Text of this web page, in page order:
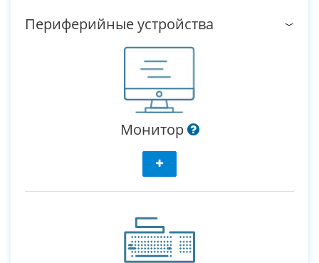
Периферийные устройства
Монитор